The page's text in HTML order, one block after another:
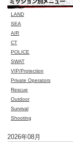
LAND
SEA
AIR
CT
POLICE
SWAT
VIP/Protection
Private Operators
Rescue
Outdoor
Survival
Shooting
2026年08月